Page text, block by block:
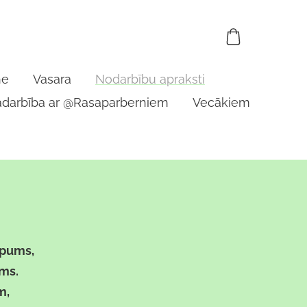
Vasara
Nodarbību apraksti
ar @Rasaparberniem
Vecākiem